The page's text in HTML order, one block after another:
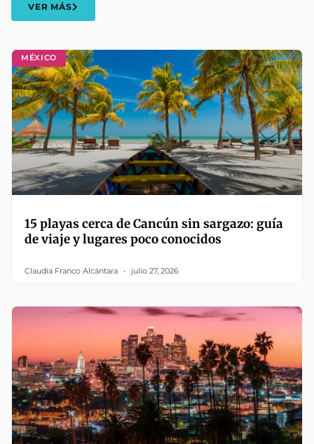
MÉXICO
15 playas cerca de Cancún sin sargazo: guía
de viaje y lugares poco conocidos
Claudia Franco Alcántara julio 27, 2026
VER MÁS